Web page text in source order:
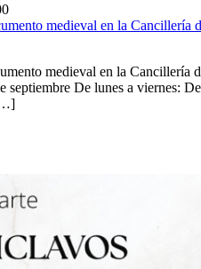
medieval en la Cancillería
medieval en la Cancillería
De lunes a viernes: De